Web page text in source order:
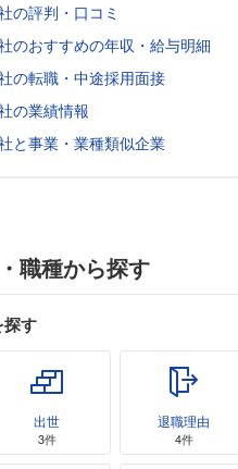
の評判・口コミ
のおすすめの年収・給与明細
の転職・中途採用面接
の業績情報
と事業・業種類似企業
職種から探す
探す
出世
3件
退職理由
4件